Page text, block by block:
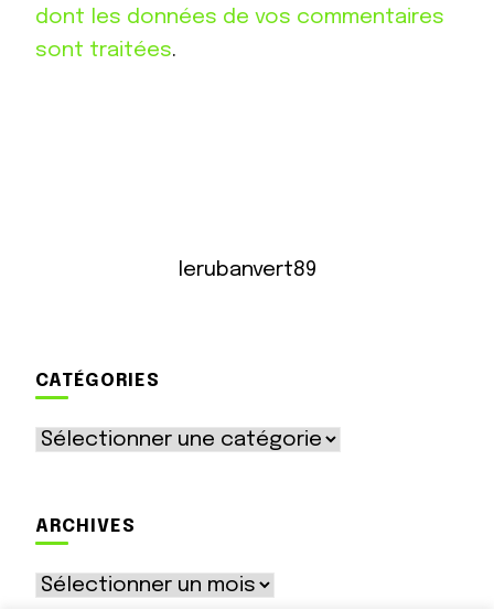
dont les données de vos commentaires
sont traitées.
lerubanvert89
CATÉGORIES
Catégories
ARCHIVES
Archives